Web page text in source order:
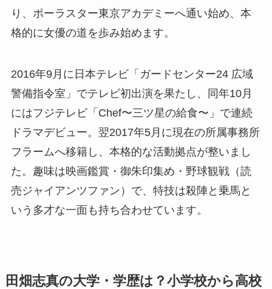
り、ポーラスター東京アカデミーへ通い始め、本
格的に女優の道を歩み始めます。
2016年9月に日本テレビ「ガードセンター24 広域
警備指令室」でテレビ初出演を果たし、同年10月
にはフジテレビ「Chef〜三ツ星の給食〜」で連続
ドラマデビュー。翌2017年5月に現在の所属事務所
フラームへ移籍し、本格的な活動拠点が整いまし
た。趣味は映画鑑賞・御朱印集め・野球観戦（読
売ジャイアンツファン）で、特技は殺陣と乗馬と
いう多才な一面も持ち合わせています。
田畑志真の大学・学歴は？小学校から高校